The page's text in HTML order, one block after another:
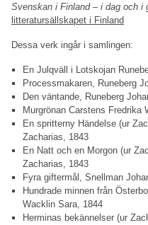
Svenskan i Finland – i dag och i
litteratursällskapet i Finland
Dessa verk ingår i samlingen:
En Julqväll i Lotskojan
Processmakaren, Runeberg
Den väntande, Runeberg
Murgrönan Carstens Fredrika
En spritterny Händelse (ur
Zacharias, 1843
En Natt och en Morgon (ur
Zacharias, 1843
Fyra giftermål, Snellman
Hundrade minnen från
Wacklin Sara, 1844
Herminas bekännelser (ur